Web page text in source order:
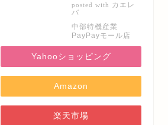
posted with カエレ
バ
中部特機産業
PayPayモール店
Yahooショッピング
Amazon
楽天市場